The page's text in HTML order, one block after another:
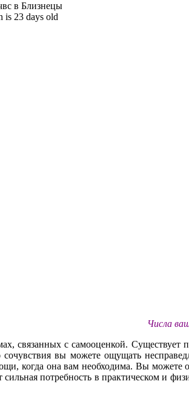
в Близнецы
is 23 days old
Числа
связанных с самооценкой.
вы можете ощущать
когда она вам необходима. Вы можете
потребность в практическом и